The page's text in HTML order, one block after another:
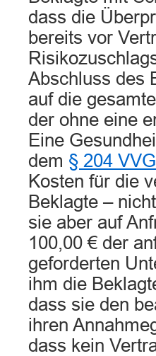
dass die
bereits vor
Abschluss des
auf die
der ohne eine
Eine
dem § 204 VVG
Kosten für die
Beklagte –
sie aber auf
100,00 € der
geforderten
ihm die
dass sie den
ihren
dass kein